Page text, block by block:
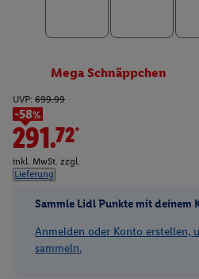
Mega Schnäppchen
UVP: 699.99
-58%
291.72*
inkl. MwSt. zzgl.
Lieferung
Sammle Lidl Punkte mit deinem
Anmelden oder Konto erstellen,
sammeln.